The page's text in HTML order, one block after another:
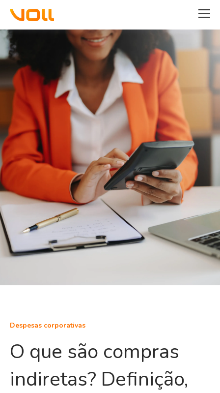
Despesas corporativas
O que são compras
indiretas? Definição,